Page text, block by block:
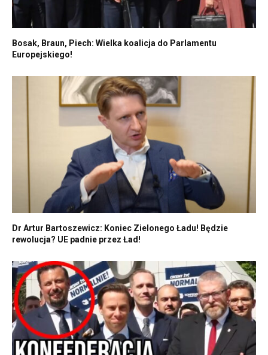
Bosak, Braun, Piech: Wielka koalicja do Parlamentu
Europejskiego!
Dr Artur Bartoszewicz: Koniec Zielonego Ładu! Będzie
rewolucja? UE padnie przez Ład!